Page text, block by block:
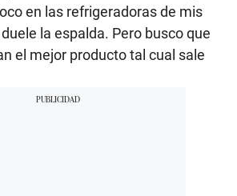
en las refrigeradoras de mis
la espalda. Pero busco que
el mejor producto tal cual sale